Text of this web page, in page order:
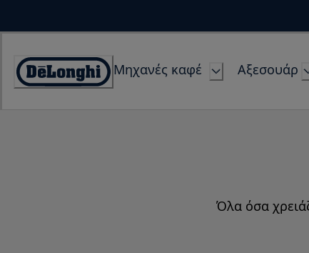
Accessibility
Μηχανές καφέ Αξεσουάρ
Όλα όσα